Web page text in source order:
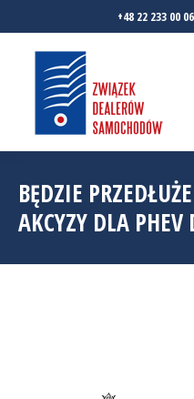
+48 22 233 00 06
BĘDZIE
AKCYZY DLA